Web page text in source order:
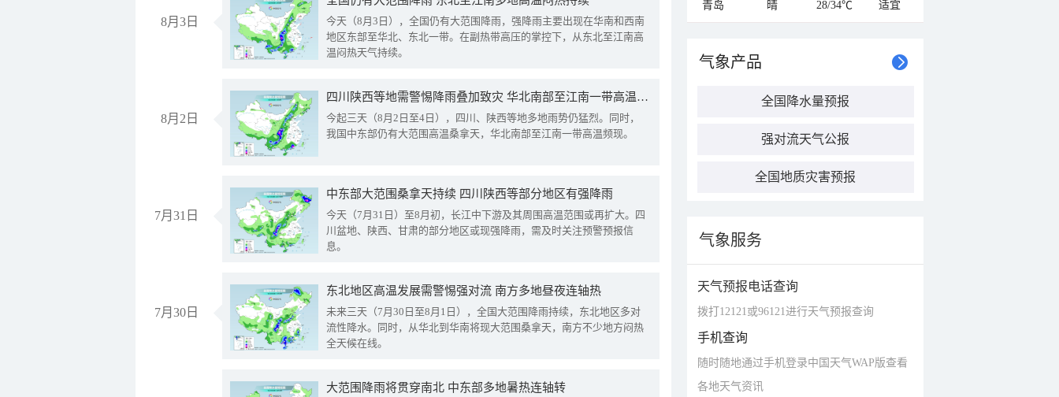
8月3日
今天（8月3日），全国仍有大范围降雨，强降雨主要出现在华南和西南
地区东部至华北、东北一带。在副热带高压的掌控下，从东北至江南高
温闷热天气持续。
8月2日
四川陕西等地需警惕降雨叠加致灾 华北南部至江南一带高温频现
今起三天（8月2日至4日），四川、陕西等地多地雨势仍猛烈。同时，
我国中东部仍有大范围高温桑拿天，华北南部至江南一带高温频现。
7月31日
中东部大范围桑拿天持续 四川陕西等部分地区有强降雨
今天（7月31日）至8月初，长江中下游及其周围高温范围或再扩大。四
川盆地、陕西、甘肃的部分地区或现强降雨，需及时关注预警预报信
息。
7月30日
东北地区高温发展需警惕强对流 南方多地昼夜连轴热
未来三天（7月30日至8月1日），全国大范围降雨持续，东北地区多对
流性降水。同时，从华北到华南将现大范围桑拿天，南方不少地方闷热
全天候在线。
大范围降雨将贯穿南北 中东部多地暑热连轴转
青岛 晴 28/34℃ 适宜
气象产品
全国降水量预报
强对流天气公报
全国地质灾害预报
气象服务
天气预报电话查询
拨打12121或96121进行天气预报查询
手机查询
随时随地通过手机登录中国天气WAP版查看
各地天气资讯